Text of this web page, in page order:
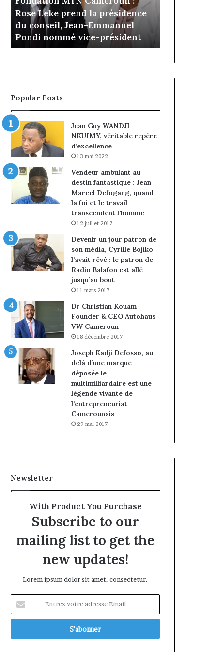
la
présidence
du
conseil,
Pondi
vice-
président
Rose Leke prend la présidence
du conseil, Jean-Emmanuel
Pondi nommé vice-président
de
sous
Popular Posts
Jean Guy WANDJI
NKUIMY, véritable repère
d’excellence
13 mai 2022
Vendeur ambulant au
destin fantastique : Jean
Marcel Defogang, quand
la foi et le travail
transcendent l’homme
12 juillet 2017
Devenir un jour patron de
son média, Cyrille Bojiko
l’avait rêvé : le patron de
Radio Balafon est allé
jusqu’au bout
11 mars 2017
Dr Christian Kouam
Founder & CEO Autohaus
VW Cameroun
18 décembre 2017
Joseph Kadji Defosso, au-
delà d’une marque
déposée le
multimilliardaire est une
légende vivante de
l’entrepreneuriat
Camerounais
29 mai 2017
Newsletter
With Product You Purchase
Subscribe to our
mailing list to get the
new updates!
Lorem ipsum dolor sit amet, consectetur.
votre
adresse